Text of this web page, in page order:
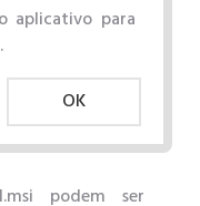
aplicativo para
OK
podem ser